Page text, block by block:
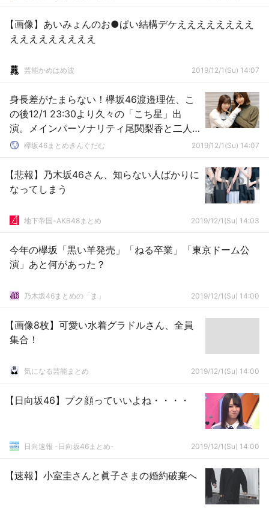
【画像】あいみょんのお●ぱい結構デケええええええええ
えええええええええ
芸能かめはめ波 2019/12/1(Su) 14:07
身長差がたまらない！欅坂46渡邉理佐、こ
の後12/1 23:30より久々の「こち星」出
演。メインパーソナリティ尾関梨香と二人
でお届け
欅坂46まとめきんぐだむ 2019/12/1(Su) 14:07
【悲報】乃木坂46さん、知らない人ばかりに
なってしまう
地下帝国-AKB48まとめ 2019/12/1(Su) 14:03
今年の欅坂「黒い羊発売」「ねる卒業」「東京ドーム公
演」あと何があった？
乃木坂46まとめの「ま」 2019/12/1(Su) 14:00
【画像8枚】可愛い水着グラドルさん、全員
集合！
気になる芸能まとめ 2019/12/1(Su) 14:00
【日向坂46】プク顔っていいよね・・・・
日向速報 -日向坂46まとめ- 2019/12/1(Su) 14:00
【速報】小室圭さんと眞子さまの婚約破棄へ